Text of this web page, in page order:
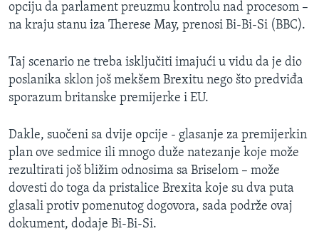
opciju da parlament preuzmu kontrolu nad procesom –
na kraju stanu iza Therese May, prenosi Bi-Bi-Si (BBC).
Taj scenario ne treba isključiti imajući u vidu da je dio
poslanika sklon još mekšem Brexitu nego što predviđa
sporazum britanske premijerke i EU.
Dakle, suočeni sa dvije opcije - glasanje za premijerkin
plan ove sedmice ili mnogo duže natezanje koje može
rezultirati još bližim odnosima sa Briselom – može
dovesti do toga da pristalice Brexita koje su dva puta
glasali protiv pomenutog dogovora, sada podrže ovaj
dokument, dodaje Bi-Bi-Si.